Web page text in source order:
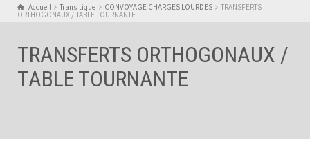
Accueil Transitique CONVOYAGE CHARGES LOURDES TRANSFERTS
ORTHOGONAUX / TABLE TOURNANTE
TRANSFERTS ORTHOGONAUX /
TABLE TOURNANTE